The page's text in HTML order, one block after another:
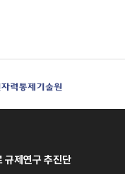
규제연구 추진단